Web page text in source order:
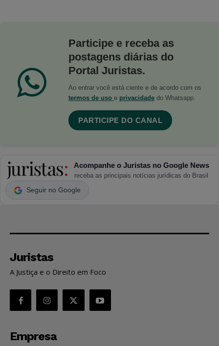
Participe e receba as
postagens diárias do
Portal Juristas.
Ao entrar você está ciente e de acordo com os
termos de uso e privacidade do Whatsapp.
PARTICIPE DO CANAL
Acompanhe o Juristas no Google News
receba as principais notícias jurídicas do Brasil
Seguir no Google
Juristas
A Justiça e o Direito em Foco
Empresa